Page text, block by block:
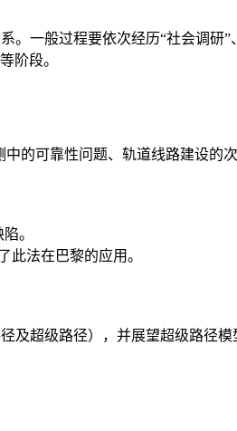
一般过程要依次经历“社会调研”
阶段。
的可靠性问题、轨道线路建设的
。
此法在巴黎的应用。
超级路径），并展望超级路径模